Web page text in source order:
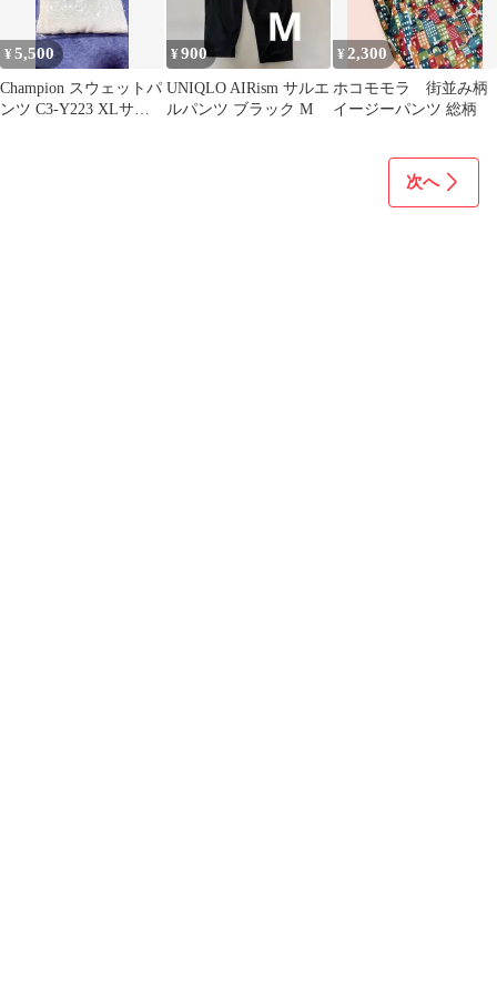
¥5,500
Champion スウェットパ
ンツ C3-Y223 XLサイ
¥900
UNIQLO AIRism サルエ
ルパンツ ブラック M
¥2,300
ホコモモラ 街並み柄
イージーパンツ 総柄
次へ